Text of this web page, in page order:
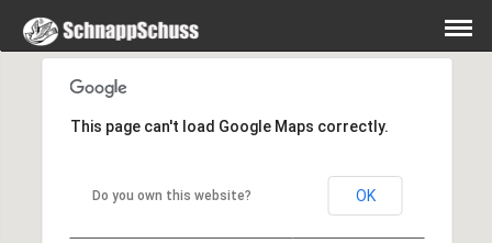
This page can't load Google Maps correctly.
Do you own this website? OK